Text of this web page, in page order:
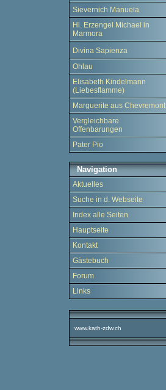
Sievernich Manuela
Hl. Erzengel Michael in
Marmora
Divina Sapienza
Ohlau
Elisabeth Kindelmann
(Liebesflamme)
Marguerite aus Chevremont
Vergleichbare
Offenbarungen
Pater Pio
Navigation
Aktuelles
Suche in d. Webseite
Index alle Seiten
Hauptseite
Kontakt
Gästebuch
Forum
Links
www.kath-zdw.ch